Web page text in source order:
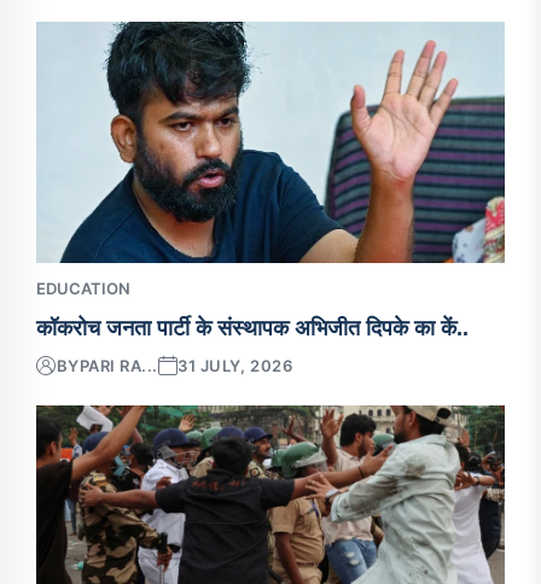
EDUCATION
कॉकरोच जनता पार्टी के संस्थापक अभिजीत दिपके का कें..
BYPARI RA... 31 JULY, 2026